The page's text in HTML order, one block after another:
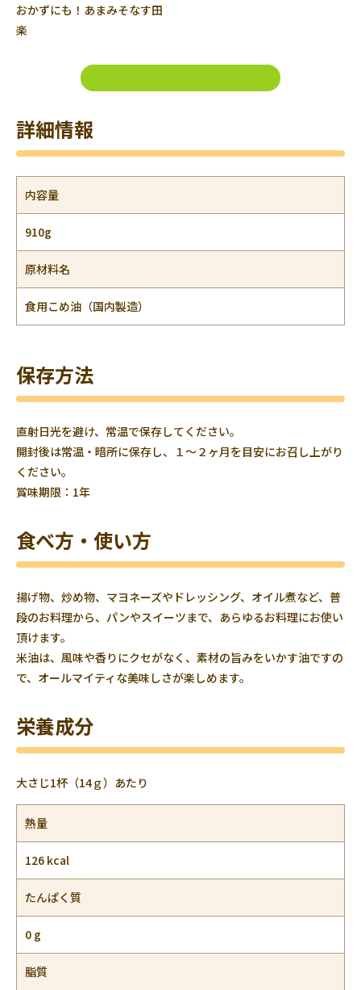
おかずにも！あまみそなす田
楽
詳細情報
内容量
910g
原材料名
食用こめ油（国内製造）
保存方法
直射日光を避け、常温で保存してください。
開封後は常温・暗所に保存し、１～２ヶ月を目安にお召し上がり
ください。
賞味期限：1年
食べ方・使い方
揚げ物、炒め物、マヨネーズやドレッシング、オイル煮など、普
段のお料理から、パンやスイーツまで、あらゆるお料理にお使い
頂けます。
米油は、風味や香りにクセがなく、素材の旨みをいかす油ですの
で、オールマイティな美味しさが楽しめます。
栄養成分
大さじ1杯（14ｇ）あたり
熱量
126 kcal
たんぱく質
0 g
脂質